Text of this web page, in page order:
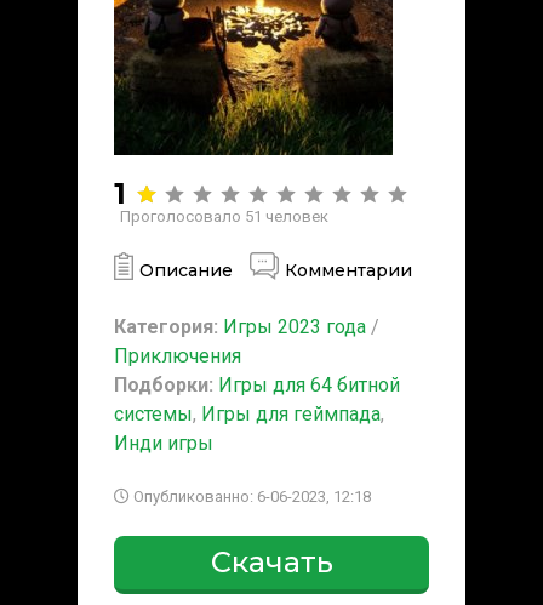
1
Проголосовало 51 человек
Описание Комментарии
Категория: Игры 2023 года /
Приключения
Подборки: Игры для 64 битной
системы, Игры для геймпада,
Инди игры
Опубликованно: 6-06-2023, 12:18
Скачать